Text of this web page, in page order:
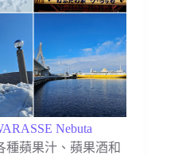
Nebuta
種蘋果汁、蘋果酒和